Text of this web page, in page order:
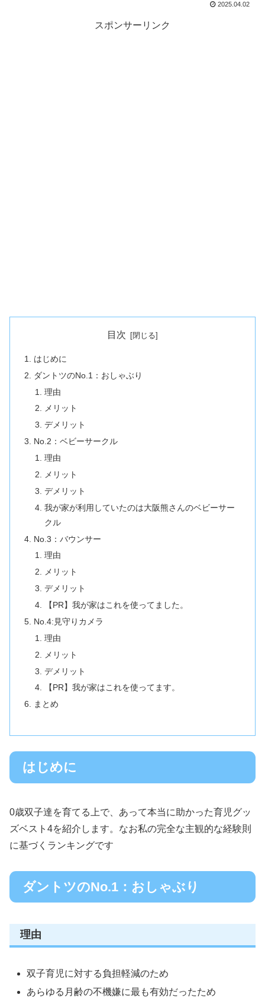
2025.04.02
スポンサーリンク
目次
はじめに
ダントツのNo.1：おしゃぶり
理由
メリット
デメリット
No.2：ベビーサークル
理由
メリット
デメリット
我が家が利用していたのは大阪熊さんのベビーサー
クル
No.3：バウンサー
理由
メリット
デメリット
【PR】我が家はこれを使ってました。
No.4:見守りカメラ
理由
メリット
デメリット
【PR】我が家はこれを使ってます。
まとめ
はじめに
0歳双子達を育てる上で、あって本当に助かった育児グッ
ズベスト4を紹介します。なお私の完全な主観的な経験則
に基づくランキングです
ダントツのNo.1：おしゃぶり
理由
双子育児に対する負担軽減のため
あらゆる月齢の不機嫌に最も有効だったため